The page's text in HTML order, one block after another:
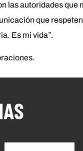
las autoridades que
que
Es mi vida”.